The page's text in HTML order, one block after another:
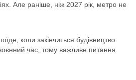
Але раніше, ніж 2027 рік, метро не
коли закінчиться будівництво
час, тому важливе питання